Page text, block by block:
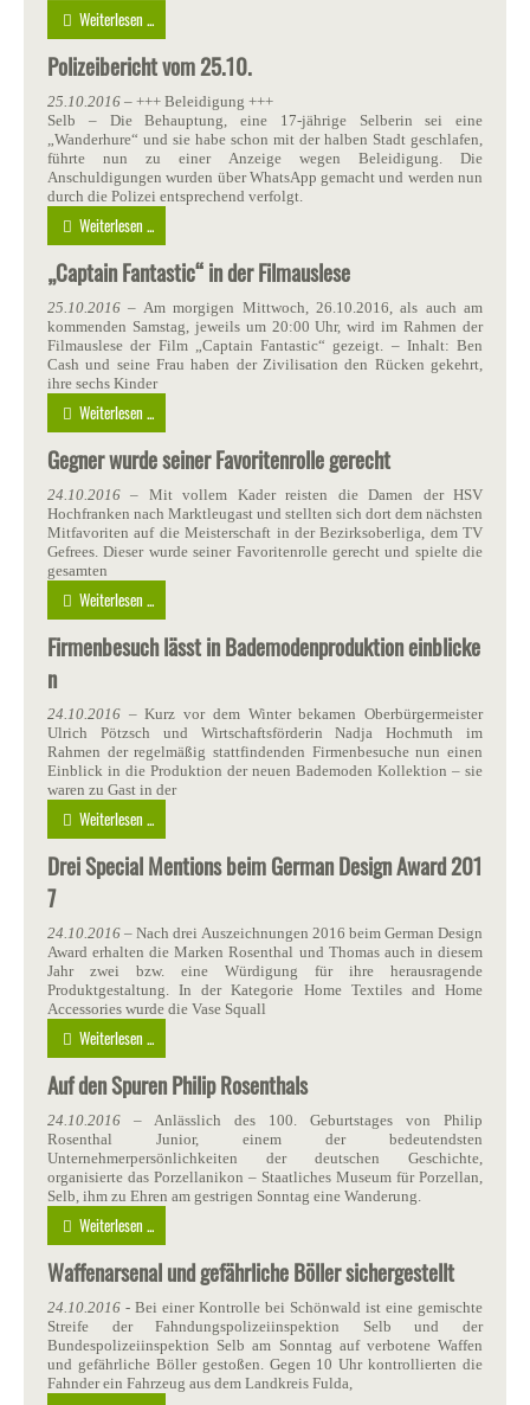
Weiterlesen ...
Polizeibericht vom 25.10.
25.10.2016 – +++ Beleidigung +++
Selb – Die Behauptung, eine 17-jährige Selberin sei eine
„Wanderhure“ und sie habe schon mit der halben Stadt geschlafen,
führte nun zu einer Anzeige wegen Beleidigung. Die
Anschuldigungen wurden über WhatsApp gemacht und werden nun
durch die Polizei entsprechend verfolgt.
Weiterlesen ...
„Captain Fantastic“ in der Filmauslese
25.10.2016 – Am morgigen Mittwoch, 26.10.2016, als auch am
kommenden Samstag, jeweils um 20:00 Uhr, wird im Rahmen der
Filmauslese der Film „Captain Fantastic“ gezeigt. – Inhalt: Ben
Cash und seine Frau haben der Zivilisation den Rücken gekehrt,
ihre sechs Kinder
Weiterlesen ...
Gegner wurde seiner Favoritenrolle gerecht
24.10.2016 – Mit vollem Kader reisten die Damen der HSV
Hochfranken nach Marktleugast und stellten sich dort dem nächsten
Mitfavoriten auf die Meisterschaft in der Bezirksoberliga, dem TV
Gefrees. Dieser wurde seiner Favoritenrolle gerecht und spielte die
gesamten
Weiterlesen ...
Firmenbesuch lässt in Bademodenproduktion einblicke
n
24.10.2016 – Kurz vor dem Winter bekamen Oberbürgermeister
Ulrich Pötzsch und Wirtschaftsförderin Nadja Hochmuth im
Rahmen der regelmäßig stattfindenden Firmenbesuche nun einen
Einblick in die Produktion der neuen Bademoden Kollektion – sie
waren zu Gast in der
Weiterlesen ...
Drei Special Mentions beim German Design Award 201
7
24.10.2016 – Nach drei Auszeichnungen 2016 beim German Design
Award erhalten die Marken Rosenthal und Thomas auch in diesem
Jahr zwei bzw. eine Würdigung für ihre herausragende
Produktgestaltung. In der Kategorie Home Textiles and Home
Accessories wurde die Vase Squall
Weiterlesen ...
Auf den Spuren Philip Rosenthals
24.10.2016 – Anlässlich des 100. Geburtstages von Philip
Rosenthal Junior, einem der bedeutendsten
Unternehmerpersönlichkeiten der deutschen Geschichte,
organisierte das Porzellanikon – Staatliches Museum für Porzellan,
Selb, ihm zu Ehren am gestrigen Sonntag eine Wanderung.
Weiterlesen ...
Waffenarsenal und gefährliche Böller sichergestellt
24.10.2016 - Bei einer Kontrolle bei Schönwald ist eine gemischte
Streife der Fahndungspolizeiinspektion Selb und der
Bundespolizeiinspektion Selb am Sonntag auf verbotene Waffen
und gefährliche Böller gestoßen. Gegen 10 Uhr kontrollierten die
Fahnder ein Fahrzeug aus dem Landkreis Fulda,